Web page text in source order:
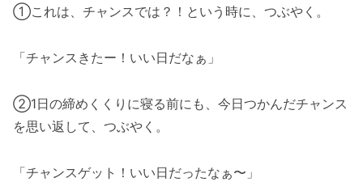
①これは、チャンスでは？！という時に、つぶやく。
「チャンスきたー！いい日だなぁ」
②1日の締めくくりに寝る前にも、今日つかんだチャンス
を思い返して、つぶやく。
「チャンスゲット！いい日だったなぁ〜」